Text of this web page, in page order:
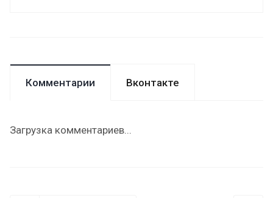
Комментарии Вконтакте
Загрузка комментариев...